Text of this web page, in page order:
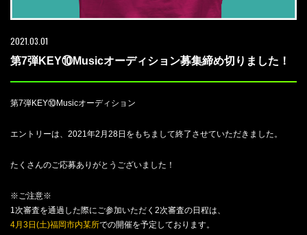
2021.03.01
第7弾KEY⑩Musicオーディション募集締め切りました！
第7弾KEY⑩Musicオーディション
エントリーは、2021年2月28日をもちまして終了させていただきました。
たくさんのご応募ありがとうございました！
※ご注意※
1次審査を通過した際にご参加いただく2次審査の日程は、
4月3日(土)福岡市内某所での開催を予定しております。